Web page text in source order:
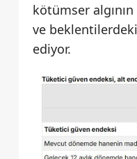
kötümser
ve
ediyor.